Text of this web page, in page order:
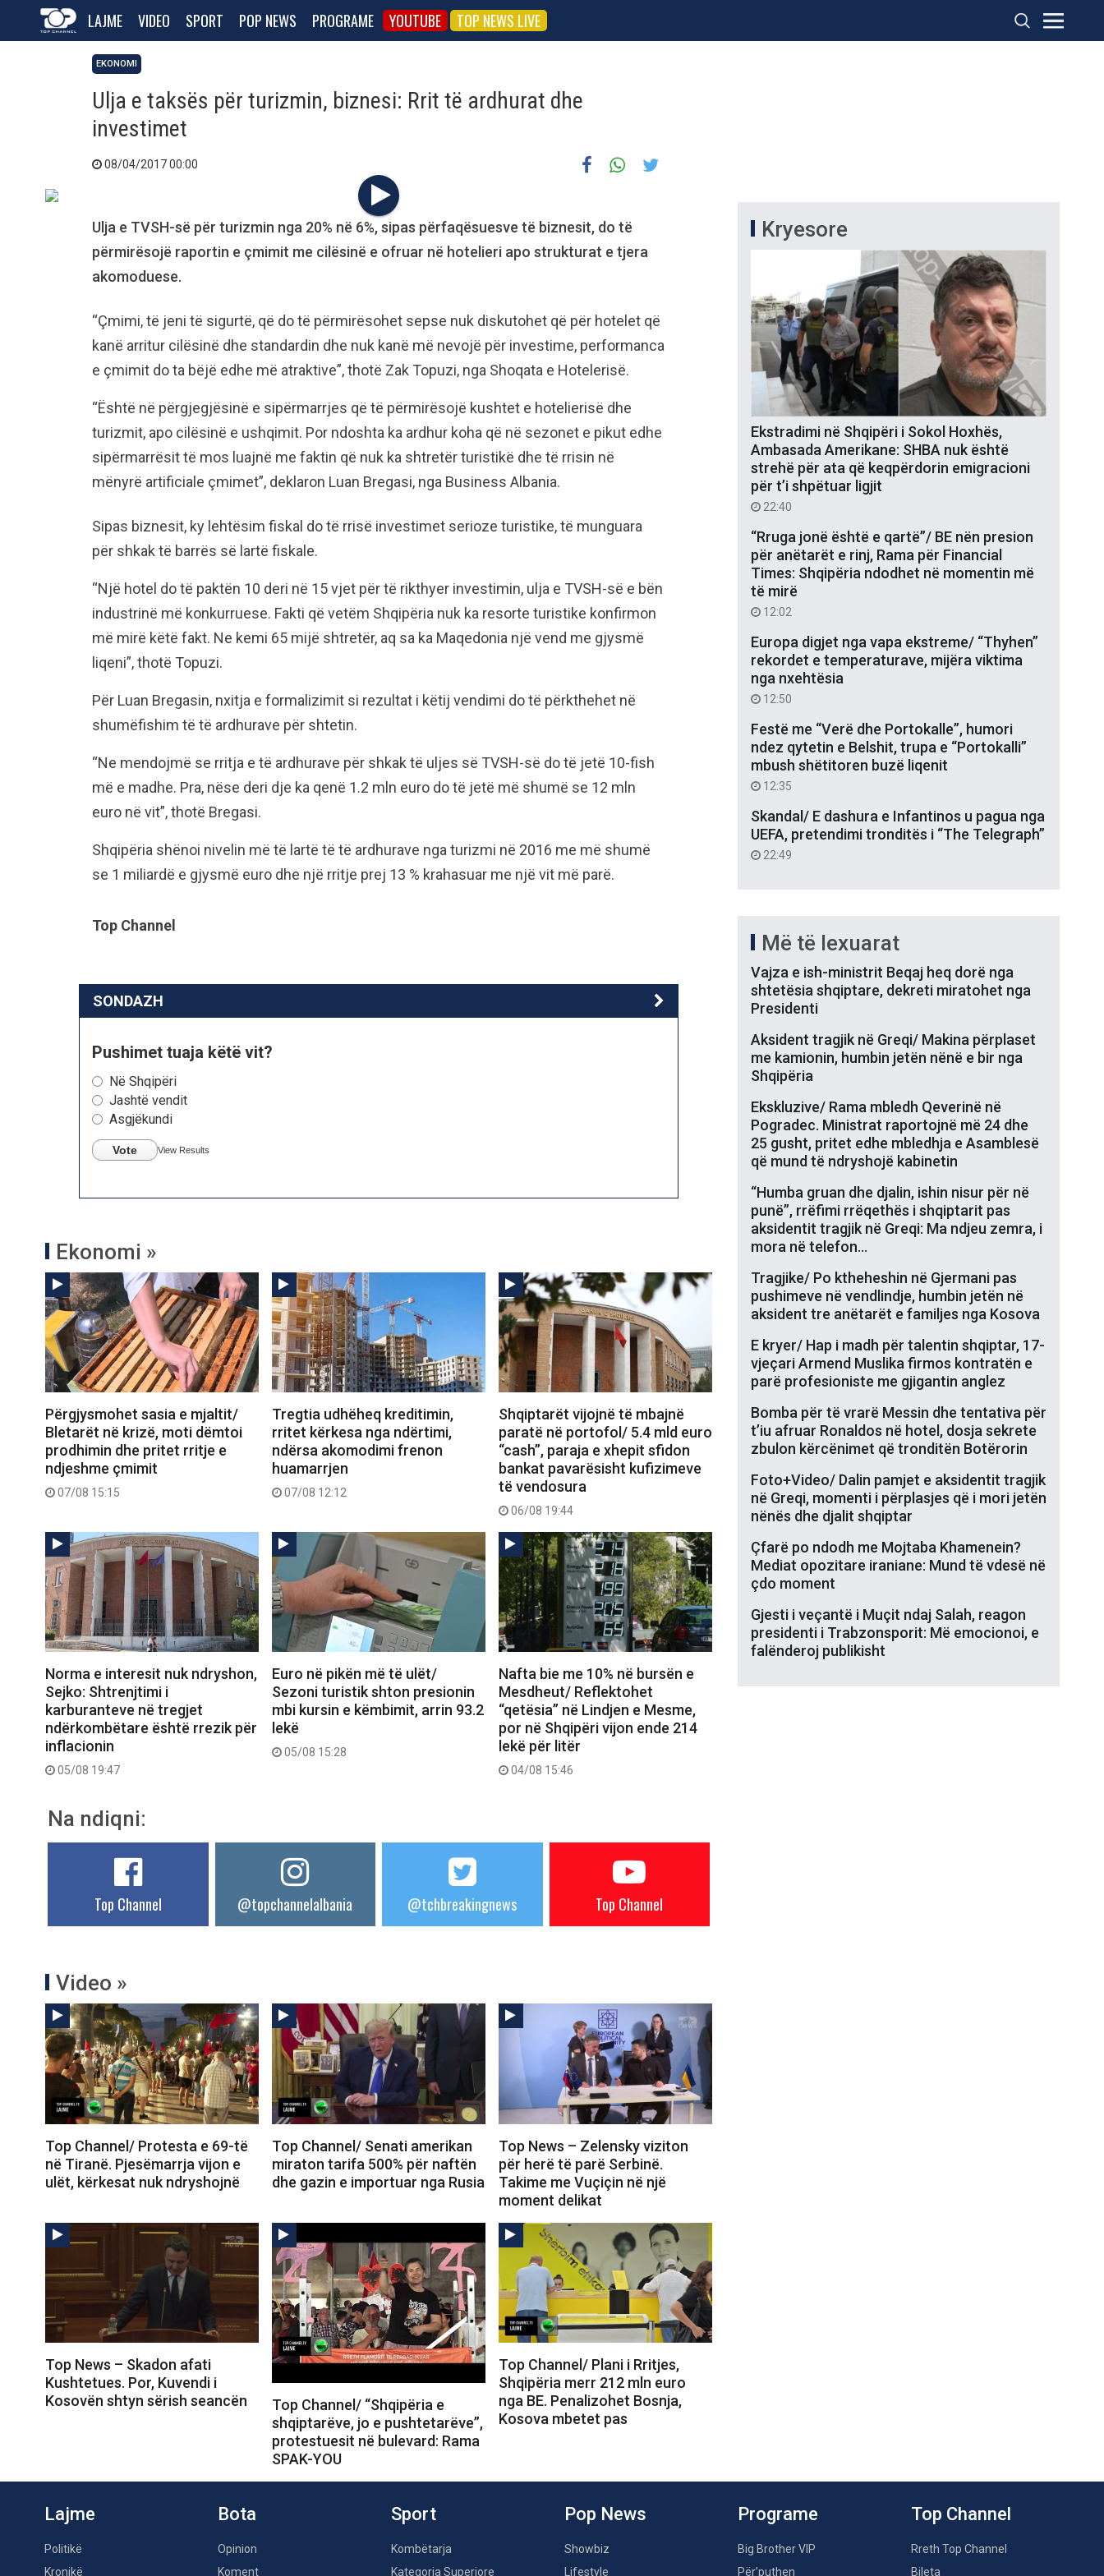
LAJME VIDEO SPORT POP NEWS PROGRAME YOUTUBE TOP NEWS LIVE
EKONOMI
Ulja e taksës për turizmin, biznesi: Rrit të ardhurat dhe
investimet
08/04/2017 00:00
Ulja e TVSH-së për turizmin nga 20% në 6%, sipas përfaqësuesve të biznesit, do të
përmirësojë raportin e çmimit me cilësinë e ofruar në hotelieri apo strukturat e tjera
akomoduese.
“Çmimi, të jeni të sigurtë, që do të përmirësohet sepse nuk diskutohet që për hotelet që
kanë arritur cilësinë dhe standardin dhe nuk kanë më nevojë për investime, performanca
e çmimit do ta bëjë edhe më atraktive”, thotë Zak Topuzi, nga Shoqata e Hotelerisë.
“Është në përgjegjësinë e sipërmarrjes që të përmirësojë kushtet e hotelierisë dhe
turizmit, apo cilësinë e ushqimit. Por ndoshta ka ardhur koha që në sezonet e pikut edhe
sipërmarrësit të mos luajnë me faktin që nuk ka shtretër turistikë dhe të rrisin në
mënyrë artificiale çmimet”, deklaron Luan Bregasi, nga Business Albania.
Sipas biznesit, ky lehtësim fiskal do të rrisë investimet serioze turistike, të munguara
për shkak të barrës së lartë fiskale.
“Një hotel do të paktën 10 deri në 15 vjet për të rikthyer investimin, ulja e TVSH-së e bën
industrinë më konkurruese. Fakti që vetëm Shqipëria nuk ka resorte turistike konfirmon
më mirë këtë fakt. Ne kemi 65 mijë shtretër, aq sa ka Maqedonia një vend me gjysmë
liqeni”, thotë Topuzi.
Për Luan Bregasin, nxitja e formalizimit si rezultat i këtij vendimi do të përkthehet në
shumëfishim të të ardhurave për shtetin.
“Ne mendojmë se rritja e të ardhurave për shkak të uljes së TVSH-së do të jetë 10-fish
më e madhe. Pra, nëse deri dje ka qenë 1.2 mln euro do të jetë më shumë se 12 mln
euro në vit”, thotë Bregasi.
Shqipëria shënoi nivelin më të lartë të të ardhurave nga turizmi në 2016 me më shumë
se 1 miliardë e gjysmë euro dhe një rritje prej 13 % krahasuar me një vit më parë.
Top Channel
SONDAZH
Pushimet tuaja këtë vit?
Në Shqipëri
Jashtë vendit
Asgjëkundi
Vote View Results
Ekonomi »
Përgjysmohet sasia e mjaltit/
Bletarët në krizë, moti dëmtoi
prodhimin dhe pritet rritje e
ndjeshme çmimit
07/08 15:15
Tregtia udhëheq kreditimin,
rritet kërkesa nga ndërtimi,
ndërsa akomodimi frenon
huamarrjen
07/08 12:12
Shqiptarët vijojnë të mbajnë
paratë në portofol/ 5.4 mld euro
“cash”, paraja e xhepit sfidon
bankat pavarësisht kufizimeve
të vendosura
06/08 19:44
Norma e interesit nuk ndryshon,
Sejko: Shtrenjtimi i
karburanteve në tregjet
ndërkombëtare është rrezik për
inflacionin
05/08 19:47
Euro në pikën më të ulët/
Sezoni turistik shton presionin
mbi kursin e këmbimit, arrin 93.2
lekë
05/08 15:28
Nafta bie me 10% në bursën e
Mesdheut/ Reflektohet
“qetësia” në Lindjen e Mesme,
por në Shqipëri vijon ende 214
lekë për litër
04/08 15:46
Na ndiqni:
Top Channel @topchannelalbania @tchbreakingnews Top Channel
Video »
Top Channel/ Protesta e 69-të
në Tiranë. Pjesëmarrja vijon e
ulët, kërkesat nuk ndryshojnë
Top Channel/ Senati amerikan
miraton tarifa 500% për naftën
dhe gazin e importuar nga Rusia
Top News – Zelensky viziton
për herë të parë Serbinë.
Takime me Vuçiçin në një
moment delikat
Top News – Skadon afati
Kushtetues. Por, Kuvendi i
Kosovën shtyn sërish seancën
Top Channel/ “Shqipëria e
shqiptarëve, jo e pushtetarëve”,
protestuesit në bulevard: Rama
SPAK-YOU
Top Channel/ Plani i Rritjes,
Shqipëria merr 212 mln euro
nga BE. Penalizohet Bosnja,
Kosova mbetet pas
Kryesore
Ekstradimi në Shqipëri i Sokol Hoxhës,
Ambasada Amerikane: SHBA nuk është
strehë për ata që keqpërdorin emigracioni
për t’i shpëtuar ligjit
22:40
“Rruga jonë është e qartë”/ BE nën presion
për anëtarët e rinj, Rama për Financial
Times: Shqipëria ndodhet në momentin më
të mirë
12:02
Europa digjet nga vapa ekstreme/ “Thyhen”
rekordet e temperaturave, mijëra viktima
nga nxehtësia
12:50
Festë me “Verë dhe Portokalle”, humori
ndez qytetin e Belshit, trupa e “Portokalli”
mbush shëtitoren buzë liqenit
12:35
Skandal/ E dashura e Infantinos u pagua nga
UEFA, pretendimi tronditës i “The Telegraph”
22:49
Më të lexuarat
Vajza e ish-ministrit Beqaj heq dorë nga
shtetësia shqiptare, dekreti miratohet nga
Presidenti
Aksident tragjik në Greqi/ Makina përplaset
me kamionin, humbin jetën nënë e bir nga
Shqipëria
Ekskluzive/ Rama mbledh Qeverinë në
Pogradec. Ministrat raportojnë më 24 dhe
25 gusht, pritet edhe mbledhja e Asamblesë
që mund të ndryshojë kabinetin
“Humba gruan dhe djalin, ishin nisur për në
punë”, rrëfimi rrëqethës i shqiptarit pas
aksidentit tragjik në Greqi: Ma ndjeu zemra, i
mora në telefon…
Tragjike/ Po ktheheshin në Gjermani pas
pushimeve në vendlindje, humbin jetën në
aksident tre anëtarët e familjes nga Kosova
E kryer/ Hap i madh për talentin shqiptar, 17-
vjeçari Armend Muslika firmos kontratën e
parë profesioniste me gjigantin anglez
Bomba për të vrarë Messin dhe tentativa për
t’iu afruar Ronaldos në hotel, dosja sekrete
zbulon kërcënimet që tronditën Botërorin
Foto+Video/ Dalin pamjet e aksidentit tragjik
në Greqi, momenti i përplasjes që i mori jetën
nënës dhe djalit shqiptar
Çfarë po ndodh me Mojtaba Khamenein?
Mediat opozitare iraniane: Mund të vdesë në
çdo moment
Gjesti i veçantë i Muçit ndaj Salah, reagon
presidenti i Trabzonsporit: Më emocionoi, e
falënderoj publikisht
Lajme
Politikë
Kronikë
Bota
Opinion
Koment
Sport
Kombëtarja
Kategoria Superiore
Pop News
Showbiz
Lifestyle
Programe
Big Brother VIP
Për’puthen
Top Channel
Rreth Top Channel
Bileta